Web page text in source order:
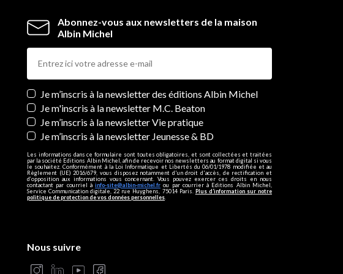
Abonnez-vous aux newsletters de la maison
Albin Michel
Newsletters
Je m’inscris à la newsletter des éditions Albin Michel
Je m'inscris à la newsletter M.C. Beaton
Je m’inscris à la newsletter Vie pratique
Je m’inscris à la newsletter Jeunesse & BD
Les informations dans ce formulaire sont toutes obligatoires, et sont collectées et traitées
par la société Editions Albin Michel, afin de recevoir nos newsletters au format digital si vous
le souhaitez. Conformément à la Loi Informatique et Libertés du 06/01/1978 modifiée et au
Règlement (UE) 2016/679, vous disposez notamment d'un droit d'accès, de rectification et
d’opposition aux informations vous concernant. Vous pouvez exercer ces droits en nous
contactant par courriel àinfo-site@albin-michel.fr ou par courrier à Editions Albin Michel,
Service Communication digitale, 22 rue Huyghens, 75014 Paris. Plus d’information sur notre
politique de protection de vos données personnelles
Nous suivre